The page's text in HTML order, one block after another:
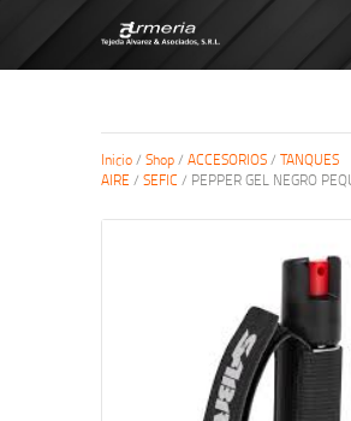
ARMAS DE AIRE
MIRAS
MUNICIONES
Inicio/ Shop/ ACCESORIOS/ TANQUES
AIRE / SEFIC / PEPPER GEL NEGRO